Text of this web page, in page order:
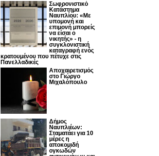
Σωφρονιστικό
Κατάστημα
Ναυπλίου: «Με
υπομονή και
επιμονή μπορείς
να είσαι ο
νικητής» - η
συγκλονιστική
καταγραφή ενός
κρατουμένου που πέτυχε στις
Πανελλαδικές
Αποχαιρετισμός
στο Γιώργο
Μιχαλόπουλο
Δήμος
Ναυπλιέων:
Σταματάει για 10
μέρες η
αποκομιδή
ογκωδών